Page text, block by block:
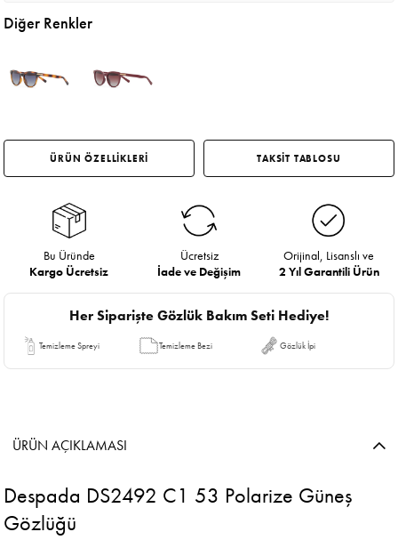
Diğer Renkler
ÜRÜN ÖZELLİKLERİ TAKSİT TABLOSU
Bu Üründe
Kargo Ücretsiz
Ücretsiz
İade ve Değişim
Orijinal, Lisanslı ve
2 Yıl Garantili Ürün
Her Siparişte Gözlük Bakım Seti Hediye!
Temizleme Spreyi Temizleme Bezi Gözlük İpi
ÜRÜN AÇIKLAMASI
Despada DS2492 C1 53 Polarize Güneş
Gözlüğü